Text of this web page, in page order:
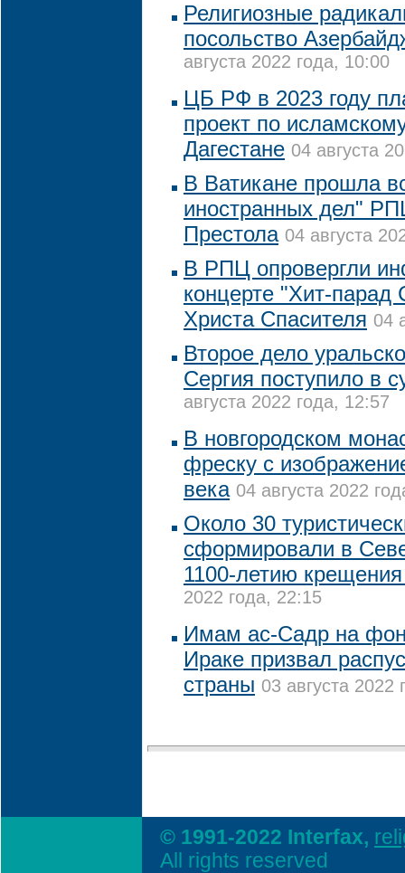
Религиозные
посольство
августа 2022 года, 10:00
ЦБ РФ в 2023 году
проект по
Дагестане 04 августа
В Ватикане прошла
иностранных дел"
Престола 04 августа
В РПЦ опровергли
концерте "Хит-
Христа Спасителя 04
Второе дело
Сергия поступило в
августа 2022 года, 12:57
В новгородском
фреску с
века 04 августа 2022
Около 30
сформировали в
1100-летию
2022 года, 22:15
Имам ас-Садр на
Ираке призвал
страны 03 августа 2022
© 1991-2022 Interfax,
All rights reserved